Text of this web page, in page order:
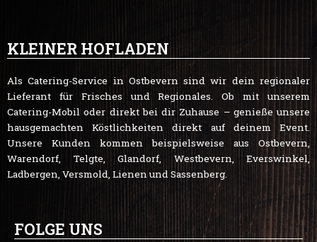
KLEINER HOFLADEN
Als Catering-Service in Ostbevern sind wir dein regionaler
Lieferant für Frisches und Regionales. Ob mit unserem
Catering-Mobil oder direkt bei dir Zuhause – genieße unsere
hausgemachten Köstlichkeiten direkt auf deinem Event.
Unsere Kunden kommen beispielsweise aus Ostbevern,
Warendorf, Telgte, Glandorf, Westbevern, Everswinkel,
Ladbergen, Versmold, Lienen und Sassenberg.
FOLGE UNS